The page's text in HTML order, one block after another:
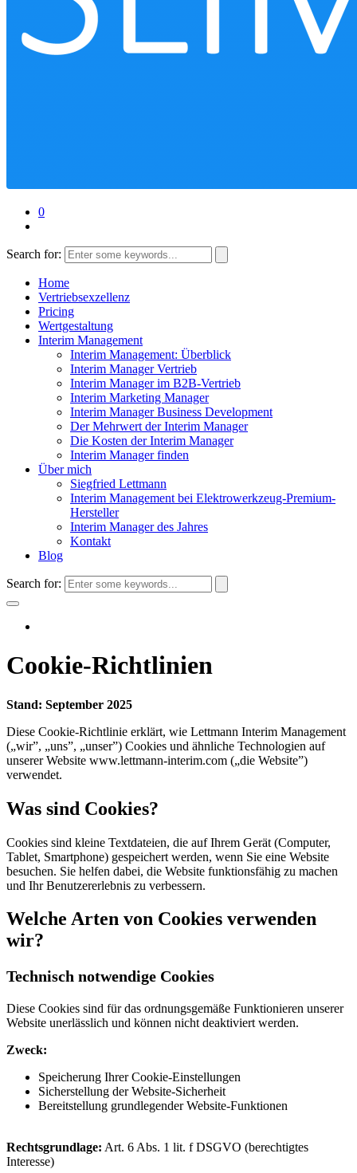
0
Search for:
Home
Vertriebsexzellenz
Pricing
Wertgestaltung
Interim Management
Interim Management: Überblick
Interim Manager Vertrieb
Interim Manager im B2B-Vertrieb
Interim Marketing Manager
Interim Manager Business Development
Der Mehrwert der Interim Manager
Die Kosten der Interim Manager
Interim Manager finden
Über mich
Siegfried Lettmann
Interim Management bei Elektrowerkzeug-Premium-
Hersteller
Interim Manager des Jahres
Kontakt
Blog
Search for:
Cookie-Richtlinien
Stand: September 2025
Diese Cookie-Richtlinie erklärt, wie Lettmann Interim Management
(„wir”, „uns”, „unser”) Cookies und ähnliche Technologien auf
unserer Website www.lettmann-interim.com („die Website”)
verwendet.
Was sind Cookies?
Cookies sind kleine Textdateien, die auf Ihrem Gerät (Computer,
Tablet, Smartphone) gespeichert werden, wenn Sie eine Website
besuchen. Sie helfen dabei, die Website funktionsfähig zu machen
und Ihr Benutzererlebnis zu verbessern.
Welche Arten von Cookies verwenden
wir?
Technisch notwendige Cookies
Diese Cookies sind für das ordnungsgemäße Funktionieren unserer
Website unerlässlich und können nicht deaktiviert werden.
Zweck:
Speicherung Ihrer Cookie-Einstellungen
Sicherstellung der Website-Sicherheit
Bereitstellung grundlegender Website-Funktionen
Rechtsgrundlage: Art. 6 Abs. 1 lit. f DSGVO (berechtigtes
Interesse)